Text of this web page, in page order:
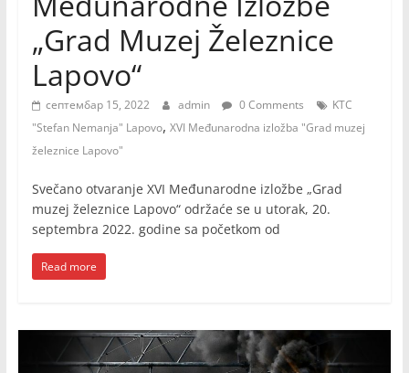
„Grad Muzej Železnice
Lapovo“
септембар 15, 2022 admin 0 Comments
KTC
"Stefan Nemanja" Lapovo, XVI Međunarodna izložba "Grad muzej
železnice Lapovo"
Svečano otvaranje XVI Međunarodne izložbe „Grad
muzej železnice Lapovo“ održaće se u utorak, 20.
septembra 2022. godine sa početkom od
Read more